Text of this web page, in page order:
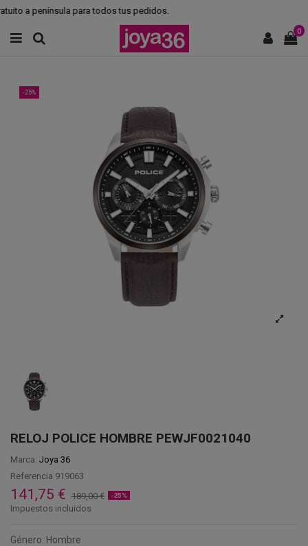
a península para todos tus pedidos.
0
-25%
RELOJ POLICE HOMBRE PEWJF0021040
Marca: Joya 36
Referencia 919063
141,75 € 189,00 € -25%
Impuestos incluidos
Género: Hombre